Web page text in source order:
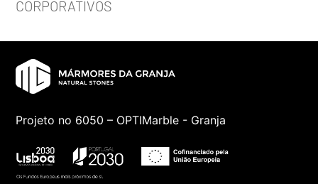
CORPORATIVOS
Projeto no 6050 – OPTIMarble - Granja